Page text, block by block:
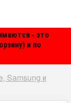
- это
и по
Samsung и